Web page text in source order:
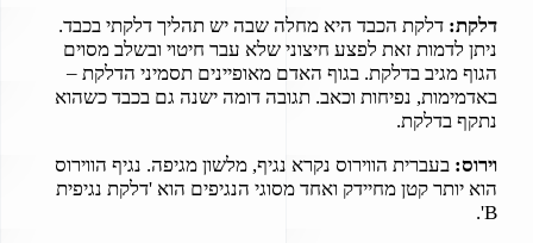
דלקת: דלקת הכבד היא מחלה שבה יש תהליך דלקתי בכבד.
ניתן לדמות זאת לפצע חיצוני שלא עבר חיטוי ובשלב מסוים
הגוף מגיב בדלקת. בגוף האדם מאופיינים תסמיני הדלקת –
באדמימות, נפיחות וכאב. תגובה דומה ישנה גם בכבד כשהוא
נתקף בדלקת.
וירוס: בעברית הווירוס נקרא נגיף, מלשון מגיפה. נגיף הווירוס
הוא יותר קטן מחיידק ואחד מסוגי הנגיפים הוא 'דלקת נגיפית
B'.